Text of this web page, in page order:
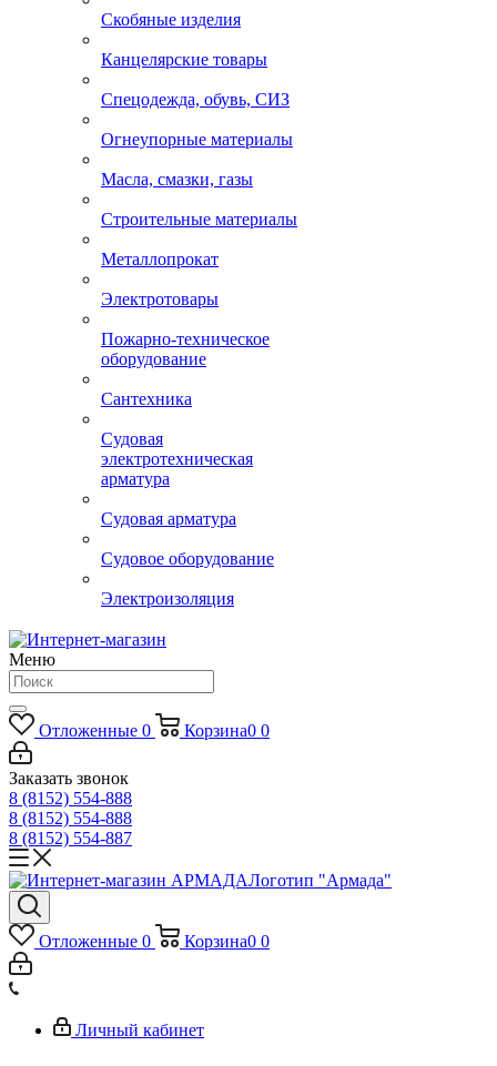
Скобяные изделия
Канцелярские товары
Спецодежда, обувь, СИЗ
Огнеупорные материалы
Масла, смазки, газы
Строительные материалы
Металлопрокат
Электротовары
Пожарно-техническое
оборудование
Сантехника
Судовая
электротехническая
арматура
Судовая арматура
Судовое оборудование
Электроизоляция
Меню
Отложенные 0 Корзина0 0
Заказать звонок
8 (8152) 554-888
8 (8152) 554-888
8 (8152) 554-887
Логотип "Армада"
Отложенные 0 Корзина0 0
Личный кабинет